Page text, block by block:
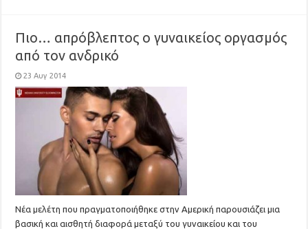
Πιο… απρόβλεπτος ο γυναικείος οργασμός
από τον ανδρικό
23 Αυγ 2014
Νέα μελέτη που πραγματοποιήθηκε στην Αμερική παρουσιάζει μια
βασική και αισθητή διαφορά μεταξύ του γυναικείου και του